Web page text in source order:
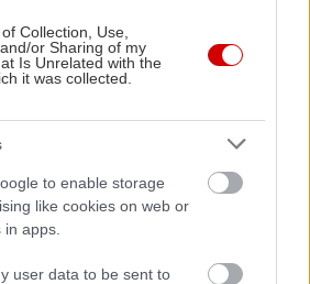
Collection, Use,
or Sharing of my
Is Unrelated with the
it was collected.
to enable storage
like cookies on web or
apps.
user data to be sent to